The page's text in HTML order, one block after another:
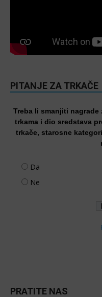
PITANJE ZA TRKAČE
Treba li smanjiti
trkama i dio sredstava
trkače, starosne
Da
Ne
PRATITE NAS